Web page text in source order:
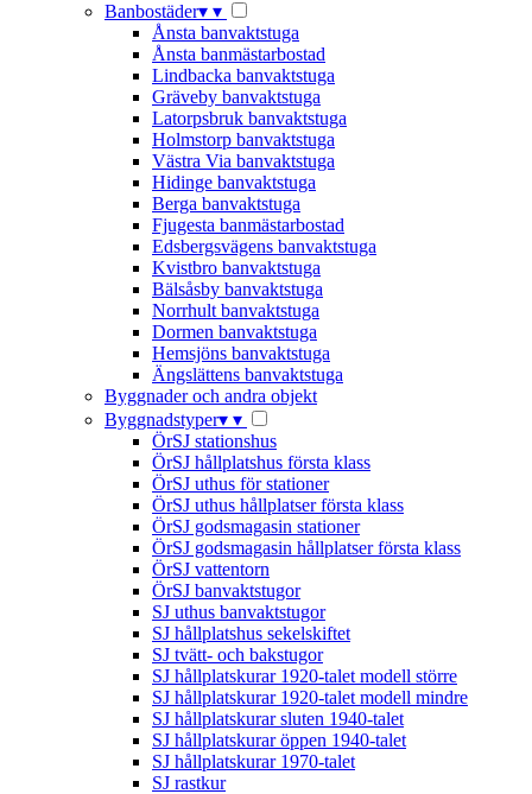
Banbostäder▾ ▾
Ånsta banvaktstuga
Ånsta banmästarbostad
Lindbacka banvaktstuga
Gräveby banvaktstuga
Latorpsbruk banvaktstuga
Holmstorp banvaktstuga
Västra Via banvaktstuga
Hidinge banvaktstuga
Berga banvaktstuga
Fjugesta banmästarbostad
Edsbergsvägens banvaktstuga
Kvistbro banvaktstuga
Bälsåsby banvaktstuga
Norrhult banvaktstuga
Dormen banvaktstuga
Hemsjöns banvaktstuga
Ängslättens banvaktstuga
Byggnader och andra objekt
Byggnadstyper▾ ▾
ÖrSJ stationshus
ÖrSJ hållplatshus första klass
ÖrSJ uthus för stationer
ÖrSJ uthus hållplatser första klass
ÖrSJ godsmagasin stationer
ÖrSJ godsmagasin hållplatser första klass
ÖrSJ vattentorn
ÖrSJ banvaktstugor
SJ uthus banvaktstugor
SJ hållplatshus sekelskiftet
SJ tvätt- och bakstugor
SJ hållplatskurar 1920-talet modell större
SJ hållplatskurar 1920-talet modell mindre
SJ hållplatskurar sluten 1940-talet
SJ hållplatskurar öppen 1940-talet
SJ hållplatskurar 1970-talet
SJ rastkur